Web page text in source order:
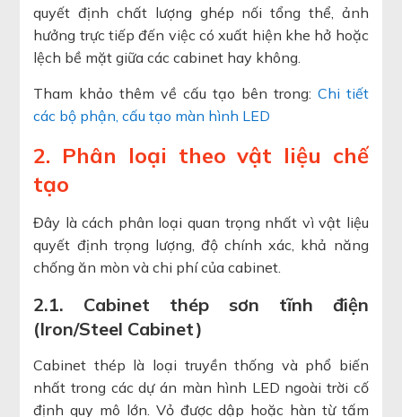
quyết định chất lượng ghép nối tổng thể, ảnh
hưởng trực tiếp đến việc có xuất hiện khe hở hoặc
lệch bề mặt giữa các cabinet hay không.
Tham khảo thêm về cấu tạo bên trong: Chi tiết
các bộ phận, cấu tạo màn hình LED
2. Phân loại theo vật liệu chế
tạo
Đây là cách phân loại quan trọng nhất vì vật liệu
quyết định trọng lượng, độ chính xác, khả năng
chống ăn mòn và chi phí của cabinet.
2.1. Cabinet thép sơn tĩnh điện
(Iron/Steel Cabinet)
Cabinet thép là loại truyền thống và phổ biến
nhất trong các dự án màn hình LED ngoài trời cố
định quy mô lớn. Vỏ được dập hoặc hàn từ tấm